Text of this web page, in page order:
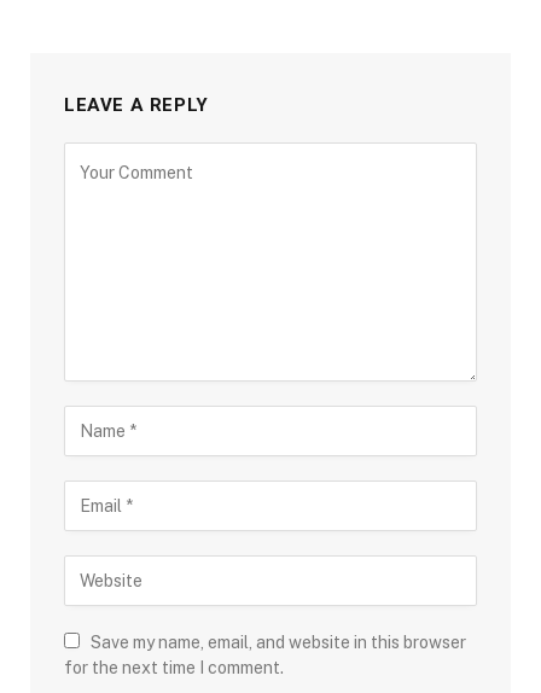
LEAVE A REPLY
Save my name, email, and website in this browser
for the next time I comment.